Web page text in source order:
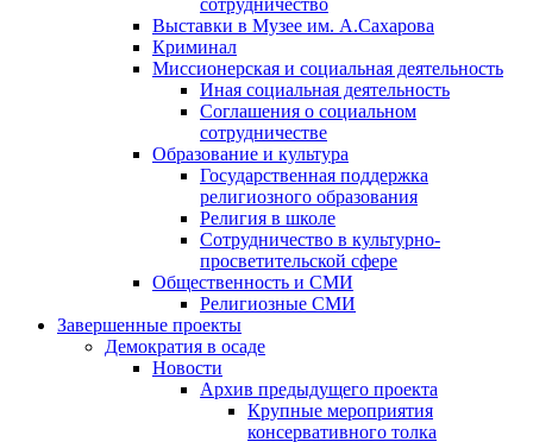
сотрудничество
Выставки в Музее им. А.Сахарова
Криминал
Миссионерская и социальная деятельность
Иная социальная деятельность
Соглашения о социальном
сотрудничестве
Образование и культура
Государственная поддержка
религиозного образования
Религия в школе
Сотрудничество в культурно-
просветительской сфере
Общественность и СМИ
Религиозные СМИ
Завершенные проекты
Демократия в осаде
Новости
Архив предыдущего проекта
Крупные мероприятия
консервативного толка